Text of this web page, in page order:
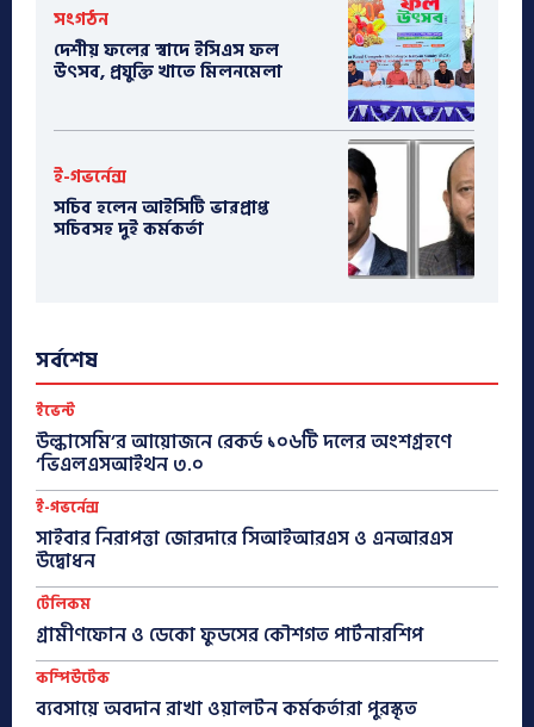
সংগঠন
দেশীয় ফলের স্বাদে ইসিএস ফল
উৎসব, প্রযুক্তি খাতে মিলনমেলা
ই-গভর্নেন্স
সচিব হলেন আইসিটি ভারপ্রাপ্ত
সচিবসহ দুই কর্মকর্তা
সর্বশেষ
ইভেন্ট
উল্কাসেমি’র আয়োজনে রেকর্ড ১০৬টি দলের অংশগ্রহণে
‘ভিএলএসআইথন ৩.০
ই-গভর্নেন্স
সাইবার নিরাপত্তা জোরদারে সিআইআরএস ও এনআরএস
উদ্বোধন
টেলিকম
গ্রামীণফোন ও ডেকো ফুডসের কৌশগত পার্টনারশিপ
কম্পিউটেক
ব্যবসায়ে অবদান রাখা ওয়ালটন কর্মকর্তারা পুরস্কৃত